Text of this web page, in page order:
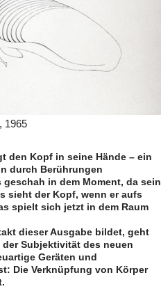
1965
den Kopf in seine Hände – ein
durch Berührungen
in dem Moment, da sein
sieht der Kopf, wenn er aufs
spielt sich jetzt in dem Raum
dieser Ausgabe bildet, geht
Subjektivität des neuen
Geräten und
Die Verknüpfung von Körper